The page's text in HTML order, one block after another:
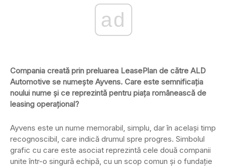
ad
Compania creată prin preluarea LeasePlan de către ALD
Automotive se numește Ayvens. Care este semnificația
noului nume și ce reprezintă pentru piața românească de
leasing operațional?
Ayvens este un nume memorabil, simplu, dar în același timp
recognoscibil, care indică drumul spre progres. Simbolul
grafic cu care este asociat reprezintă cele două companii
unite într-o singură echipă, cu un scop comun și o fundație